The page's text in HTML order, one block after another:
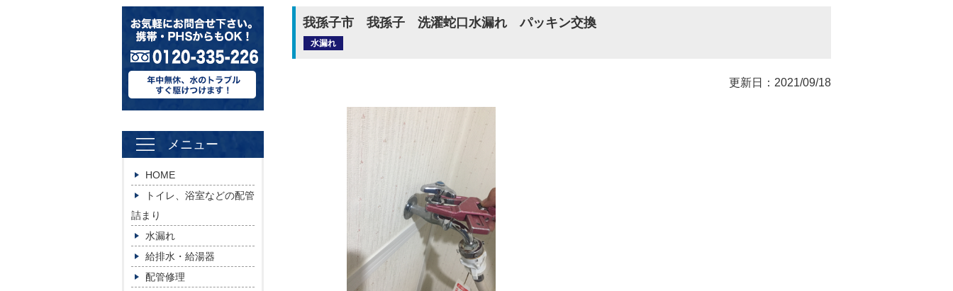
我孫子市 我孫子 洗濯蛇口水漏れ パッキン交換
水漏れ
更新日：2021/09/18
メニュー
HOME
トイレ、浴室などの配管
詰まり
水漏れ
給排水・給湯器
配管修理